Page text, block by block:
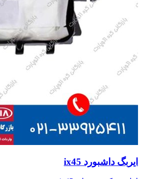
ایربگ داشبورد ix45